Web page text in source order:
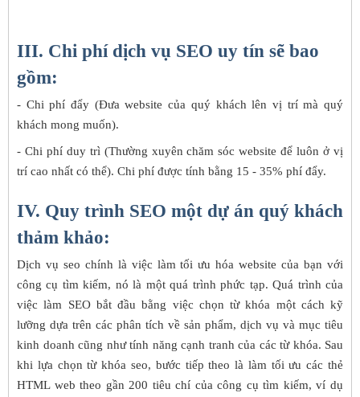
III. Chi phí dịch vụ SEO uy tín sẽ bao
gồm:
- Chi phí đẩy (Đưa website của quý khách lên vị trí mà quý
khách mong muốn).
- Chi phí duy trì (Thường xuyên chăm sóc website để luôn ở vị
trí cao nhất có thể). Chi phí được tính bằng 15 - 35% phí đẩy.
IV. Quy trình SEO một dự án quý khách
thảm khảo:
Dịch vụ seo chính là việc làm tối ưu hóa website của bạn với
công cụ tìm kiếm, nó là một quá trình phức tạp. Quá trình của
việc làm SEO bắt đầu bằng việc chọn từ khóa một cách kỹ
lưỡng dựa trên các phân tích về sản phẩm, dịch vụ và mục tiêu
kinh doanh cũng như tính năng cạnh tranh của các từ khóa. Sau
khi lựa chọn từ khóa seo, bước tiếp theo là làm tối ưu các thẻ
HTML web theo gần 200 tiêu chí của công cụ tìm kiếm, ví dụ